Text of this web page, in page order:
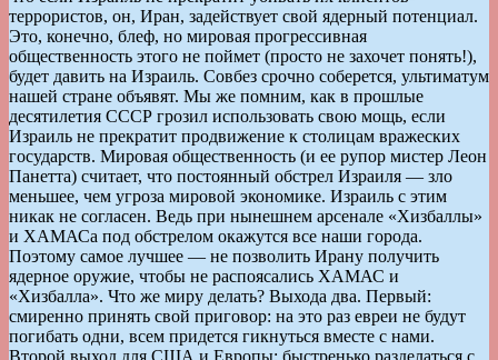
террористов, он, Иран, задействует свой ядерный потенциал.
Это, конечно, блеф, но мировая прогрессивная
общественность этого не поймет (просто не захочет понять!),
будет давить на Израиль. Совбез срочно соберется, ультиматум
нашей стране объявят. Мы же помним, как в прошлые
десятилетия СССР грозил использовать свою мощь, если
Израиль не прекратит продвижение к столицам вражеских
государств. Мировая общественность (и ее рупор мистер Леон
Панетта) считает, что постоянный обстрел Израиля — зло
меньшее, чем угроза мировой экономике. Израиль с этим
никак не согласен. Ведь при нынешнем арсенале «Хизбаллы»
и ХАМАСа под обстрелом окажутся все наши города.
Поэтому самое лучшее — не позволить Ирану получить
ядерное оружие, чтобы не распоясались ХАМАС и
«Хизбалла». Что же миру делать? Выхода два. Первый:
смиренно принять свой приговор: на это раз евреи не будут
погибать одни, всем придется гикнуться вместе с нами.
Второй выход для США и Европы: быстренько разделаться с